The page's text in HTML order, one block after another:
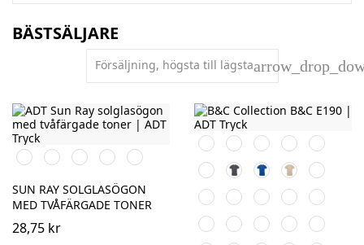
BÄSTSÄLJARE
Försäljning, högsta till lägsta
Vit/SvartRöd/SvartLimegrön/Svart
Orange/Svart
Processblå/Svart
SUN RAY SOLGLASÖGON
MED TVÅFÄRGADE TONER
28,75 kr
OrangeBlackWhiteRöd
Navy
Sky
Blue
Dark
Grey
Royal
Blue
Sand Burgundy
Bottle
Green
Chocolate
Gold Natural
Kelly
Green
BrownNavy
Blue
ApricotCobalt
Blue
Solar
Yellow